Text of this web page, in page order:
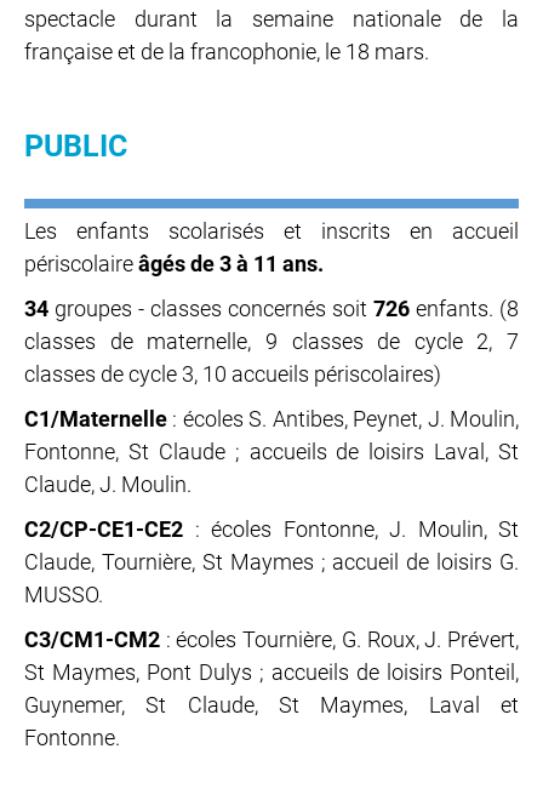
spectacle durant la semaine nationale de la
française et de la francophonie, le 18 mars.
PUBLIC
Les enfants scolarisés et inscrits en accueil
périscolaireâgés de 3 à 11 ans.
34 groupes - classes concernés soit 726 enfants. (8
classes de maternelle, 9 classes de cycle 2, 7
classes de cycle 3, 10 accueils périscolaires)
C1/Maternelle : écoles S. Antibes, Peynet, J. Moulin,
Fontonne, St Claude ; accueils de loisirs Laval, St
Claude, J. Moulin.
C2/CP-CE1-CE2 : écoles Fontonne, J. Moulin, St
Claude, Tournière, St Maymes ; accueil de loisirs G.
MUSSO.
C3/CM1-CM2 : écoles Tournière, G. Roux, J. Prévert,
St Maymes, Pont Dulys ; accueils de loisirs Ponteil,
Guynemer, St Claude, St Maymes, Laval et
Fontonne.